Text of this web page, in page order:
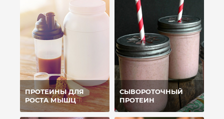
ПРОТЕИНЫ ДЛЯ
РОСТА МЫШЦ
СЫВОРОТОЧНЫЙ
ПРОТЕИН